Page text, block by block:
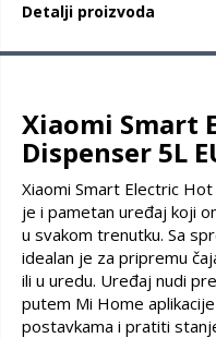
Detalji proizvoda
Xiaomi Smart
Dispenser 5L
Xiaomi Smart Electric
je i pametan uređaj koji
u svakom trenutku. Sa
idealan je za pripremu
ili u uredu. Uređaj nudi
putem Mi Home
postavkama i pratiti